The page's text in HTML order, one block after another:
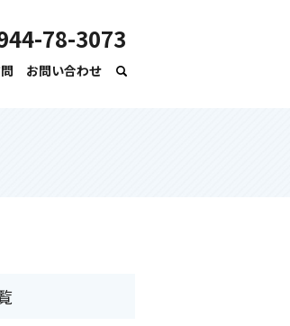
お問い合わせ
78-3073